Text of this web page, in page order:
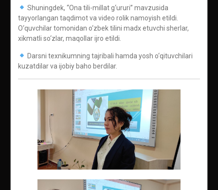
Shuningdek, “Ona tili-millat g‘ururi” mavzusida
tayyorlangan taqdimot va video rolik namoyish etildi.
O‘quvchilar tomonidan o‘zbek tilini madx etuvchi sherlar,
xikmatli so‘zlar, maqollar ijro etildi.
Darsni texnikumning tajribali hamda yosh o‘qituvchilari
kuzatdilar va ijobiy baho berdilar.